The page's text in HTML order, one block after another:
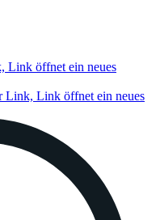
Link öffnet ein neues
Link, Link öffnet ein neues